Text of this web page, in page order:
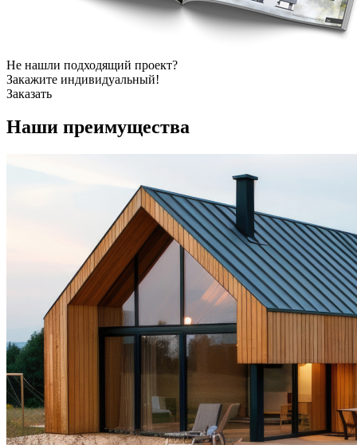
Не нашли подходящий проект?
Закажите индивидуальный!
Заказать
Наши преимущества